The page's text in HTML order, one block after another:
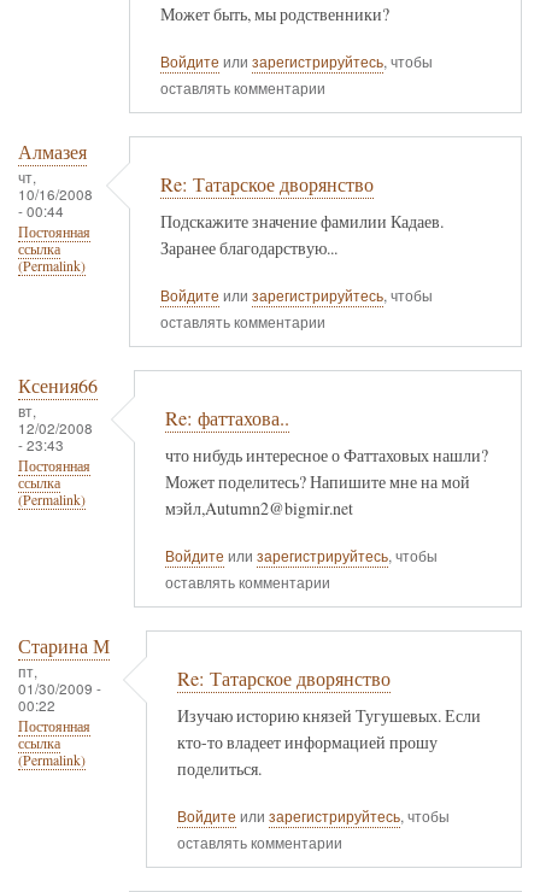
Может быть, мы родственники?
Войдите или зарегистрируйтесь, чтобы
оставлять комментарии
Алмазея
чт,
10/16/2008
- 00:44
Постоянная
ссылка
(Permalink)
Re: Татарское дворянство
Подскажите значение фамилии Кадаев.
Заранее благодарствую...
Войдите или зарегистрируйтесь, чтобы
оставлять комментарии
Ксения66
вт,
12/02/2008
- 23:43
Постоянная
ссылка
(Permalink)
Re: фаттахова..
что нибудь интересное о Фаттаховых нашли?
Может поделитесь? Напишите мне на мой
мэйл,Autumn2@bigmir.net
Войдите или зарегистрируйтесь, чтобы
оставлять комментарии
Старина М
пт,
01/30/2009 -
00:22
Постоянная
ссылка
(Permalink)
Re: Татарское дворянство
Изучаю историю князей Тугушевых. Если
кто-то владеет информацией прошу
поделиться.
Войдите или зарегистрируйтесь, чтобы
оставлять комментарии